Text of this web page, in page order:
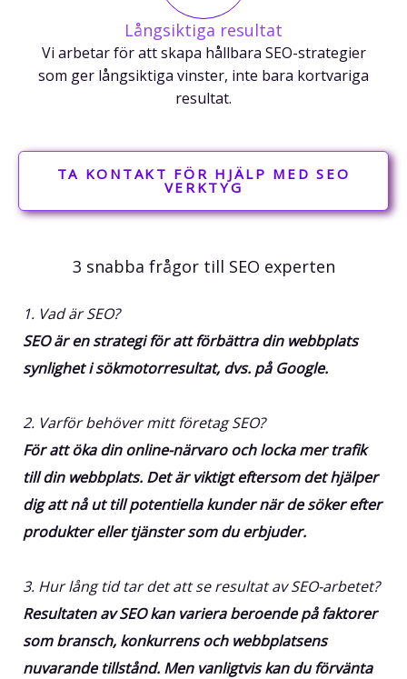
Långsiktiga resultat
Vi arbetar för att skapa hållbara SEO-strategier
som ger långsiktiga vinster, inte bara kortvariga
resultat.
TA KONTAKT FÖR HJÄLP MED SEO
VERKTYG
3 snabba frågor till SEO experten
1. Vad är SEO?
SEO är en strategi för att förbättra din webbplats
synlighet i sökmotorresultat, dvs. på Google.
2. Varför behöver mitt företag SEO?
För att öka din online-närvaro och locka mer trafik
till din webbplats. Det är viktigt eftersom det hjälper
dig att nå ut till potentiella kunder när de söker efter
produkter eller tjänster som du erbjuder.
3. Hur lång tid tar det att se resultat av SEO-arbetet?
Resultaten av SEO kan variera beroende på faktorer
som bransch, konkurrens och webbplatsens
nuvarande tillstånd. Men vanligtvis kan du förvänta